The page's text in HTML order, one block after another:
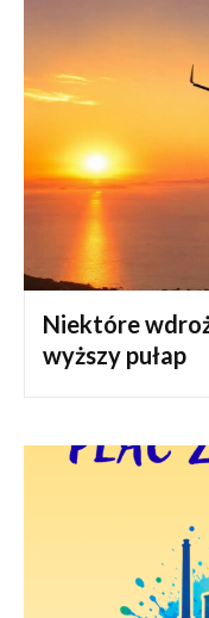
Niektóre
wyższy pułap